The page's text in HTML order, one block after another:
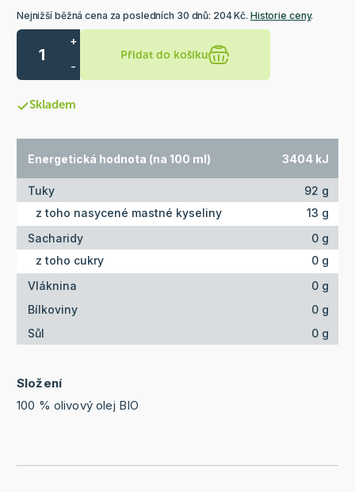
Nejnižší běžná cena za posledních 30 dnů: 204 Kč. Historie ceny.
+
-
Přidat do košíku
Skladem
Energetická hodnota (na 100 ml) 3404 kJ
Tuky
92 g
z toho nasycené mastné kyseliny
13 g
Sacharidy
0 g
z toho cukry
0 g
Vláknina
0 g
Bílkoviny
0 g
Sůl
0 g
Složení
100 % olivový olej BIO